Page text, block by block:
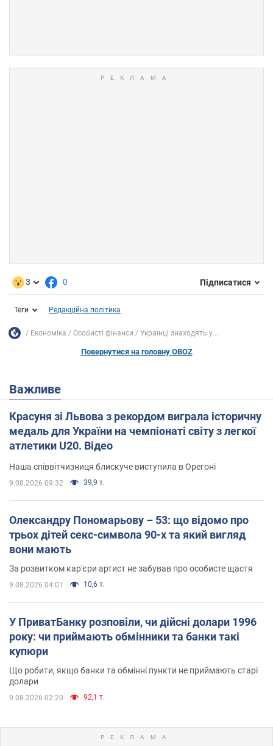
3 0 Підписатися
Теги Редакційна політика
Економіка Особисті фінанси Українці знаходять у...
Повернутися на головну OBOZ
Важливе
Красуня зі Львова з рекордом виграла історичну
медаль для України на чемпіонаті світу з легкої
атлетики U20. Відео
Наша співвітчизниця блискуче виступила в Орегоні
9.08.2026 09:32 39,9 т.
Олександру Пономарьову – 53: що відомо про
трьох дітей секс-символа 90-х та який вигляд
вони мають
За розвитком кар'єри артист не забував про особисте щастя
9.08.2026 04:01 10,6 т.
У ПриватБанку розповіли, чи дійсні долари 1996
року: чи приймають обмінники та банки такі
купюри
Що робити, якщо банки та обмінні пункти не приймають старі
долари
9.08.2026 02:20 92,1 т.